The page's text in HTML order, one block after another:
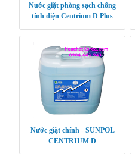
Nước giặt phòng sạch chống
tính điện Centrium D Plus
Nước giặt chính - SUNPOL
CENTRIUM D